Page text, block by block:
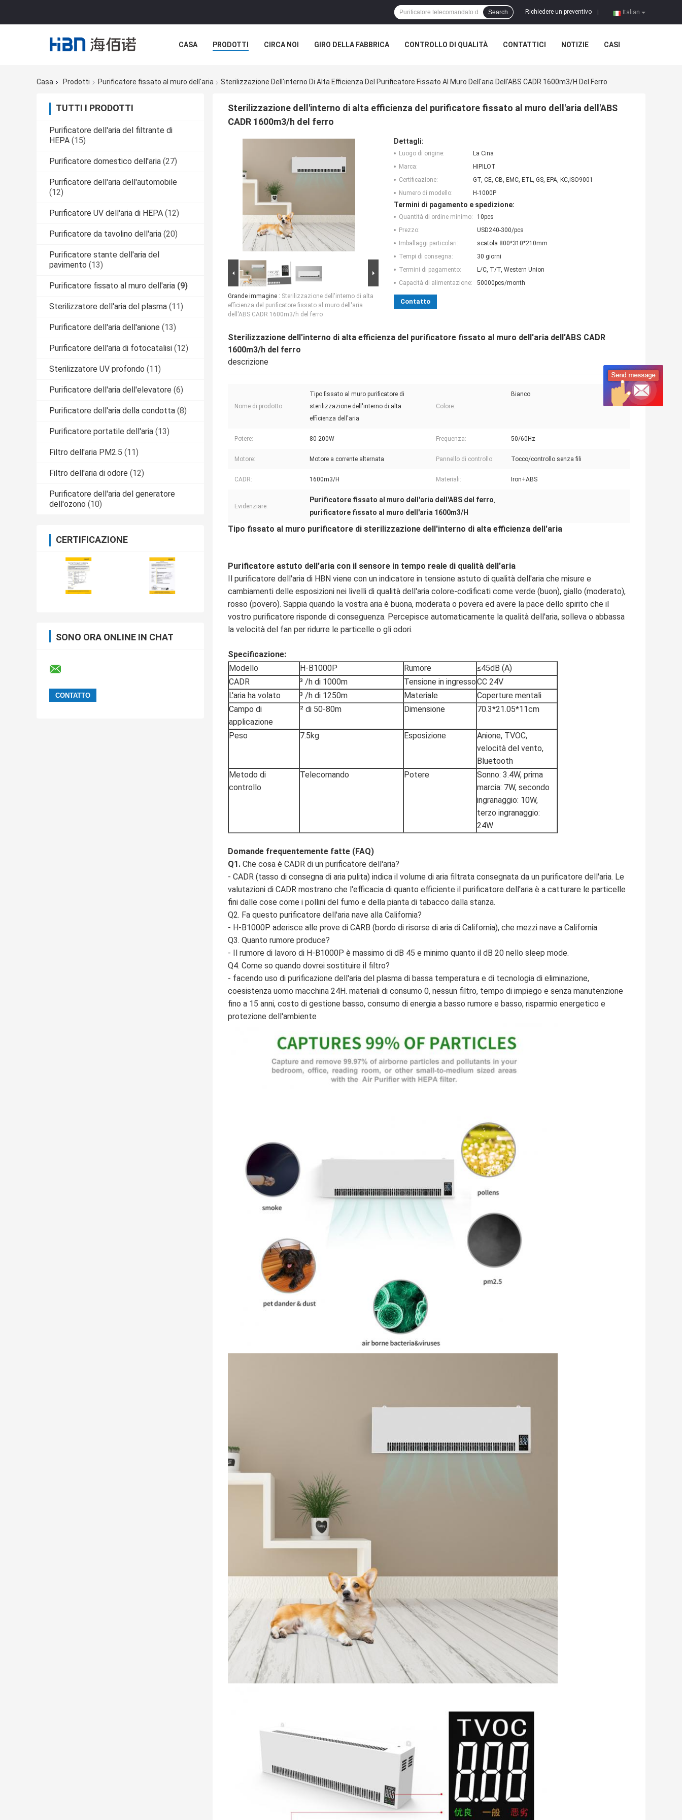
Italian
Richiedere un preventivo
Search
CASA PRODOTTI CIRCA NOI GIRO DELLA FABBRICA CONTROLLO DI QUALITÀ CONTATTICI NOTIZIE CASI
Casa Prodotti Purificatore fissato al muro dell'aria Sterilizzazione Dell'interno Di Alta Efficienza Del Purificatore Fissato Al Muro Dell'aria Dell'ABS CADR 1600m3/h Del Ferro
TUTTI I PRODOTTI
Purificatore dell'aria del filtrante di
HEPA (15)
Purificatore domestico dell'aria (27)
Purificatore dell'aria dell'automobile
(12)
Purificatore UV dell'aria di HEPA (12)
Purificatore da tavolino dell'aria (20)
Purificatore stante dell'aria del
pavimento (13)
Purificatore fissato al muro dell'aria (9)
Sterilizzatore dell'aria del plasma (11)
Purificatore dell'aria dell'anione (13)
Purificatore dell'aria di fotocatalisi (12)
Sterilizzatore UV profondo (11)
Purificatore dell'aria dell'elevatore (6)
Purificatore dell'aria della condotta (8)
Purificatore portatile dell'aria (13)
Filtro dell'aria PM2.5 (11)
Filtro dell'aria di odore (12)
Purificatore dell'aria del generatore
dell'ozono (10)
CERTIFICAZIONE
SONO ORA ONLINE IN CHAT
Sterilizzazione dell'interno di alta efficienza del purificatore fissato al muro dell'aria dell'ABS
CADR 1600m3/h del ferro
Grande immagine : Sterilizzazione dell'interno di alta
efficienza del purificatore fissato al muro dell'aria
dell'ABS CADR 1600m3/h del ferro
Dettagli:
Luogo di origine:
La Cina
Marca:
HIPILOT
Certificazione:
GT, CE, CB, EMC, ETL, GS, EPA, KC,ISO9001
Numero di modello:
H-1000P
Termini di pagamento e spedizione:
Quantità di ordine minimo:
10pcs
Prezzo:
USD240-300/pcs
Imballaggi particolari:
scatola 800*310*210mm
Tempi di consegna:
30 giorni
Termini di pagamento:
L/C, T/T, Western Union
Capacità di alimentazione:
50000pcs/month
Contatto
Sterilizzazione dell'interno di alta efficienza del purificatore fissato al muro dell'aria dell'ABS CADR
1600m3/h del ferro
descrizione
Nome di prodotto:
Tipo fissato al muro purificatore di
sterilizzazione dell'interno di alta
efficienza dell'aria
Colore:
Bianco
Potere: 80-200W Frequenza: 50/60Hz
Motore: Motore a corrente alternata Pannello di controllo: Tocco/controllo senza fili
CADR: 1600m3/H Materiali: Iron+ABS
Evidenziare:
Purificatore fissato al muro dell'aria dell'ABS del ferro,
purificatore fissato al muro dell'aria 1600m3/H
Tipo fissato al muro purificatore di sterilizzazione dell'interno di alta efficienza dell'aria
Purificatore astuto dell'aria con il sensore in tempo reale di qualità dell'aria
Il purificatore dell'aria di HBN viene con un indicatore in tensione astuto di qualità dell'aria che misure e
cambiamenti delle esposizioni nei livelli di qualità dell'aria colore-codificati come verde (buon), giallo (moderato),
rosso (povero). Sappia quando la vostra aria è buona, moderata o povera ed avere la pace dello spirito che il
vostro purificatore risponde di conseguenza. Percepisce automaticamente la qualità dell'aria, solleva o abbassa
la velocità del fan per ridurre le particelle o gli odori.
Specificazione:
Modello
H-B1000P Rumore
≤45dB (A)
CADR
³ /h di 1000m Tensione in ingressoCC 24V
L'aria ha volato
³ /h di 1250m Materiale
Coperture mentali
Campo di
applicazione
² di 50-80m Dimensione 70.3*21.05*11cm
Peso 7.5kg Esposizione
Anione, TVOC,
velocità del vento,
Bluetooth
Metodo di
controllo
Telecomando Potere
Sonno: 3.4W, prima
marcia: 7W, secondo
ingranaggio: 10W,
terzo ingranaggio:
24W
Domande frequentemente fatte (FAQ)
Q1. Che cosa è CADR di un purificatore dell'aria?
- CADR (tasso di consegna di aria pulita) indica il volume di aria filtrata consegnata da un purificatore dell'aria. Le
valutazioni di CADR mostrano che l'efficacia di quanto efficiente il purificatore dell'aria è a catturare le particelle
fini dalle cose come i pollini del fumo e della pianta di tabacco dalla stanza.
Q2. Fa questo purificatore dell'aria nave alla California?
- H-B1000P aderisce alle prove di CARB (bordo di risorse di aria di California), che mezzi nave a California.
Q3. Quanto rumore produce?
- Il rumore di lavoro di H-B1000P è massimo di dB 45 e minimo quanto il dB 20 nello sleep mode.
Q4. Come so quando dovrei sostituire il filtro?
- facendo uso di purificazione dell'aria del plasma di bassa temperatura e di tecnologia di eliminazione,
coesistenza uomo macchina 24H. materiali di consumo 0, nessun filtro, tempo di impiego e senza manutenzione
fino a 15 anni, costo di gestione basso, consumo di energia a basso rumore e basso, risparmio energetico e
protezione dell'ambiente